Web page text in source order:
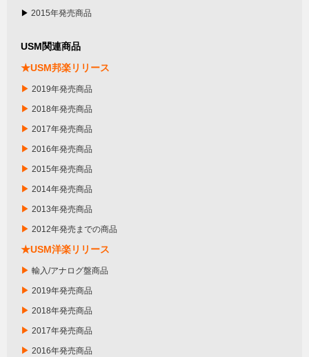
▶ 2015年発売商品
USM関連商品
★USM邦楽リリース
▶ 2019年発売商品
▶ 2018年発売商品
▶ 2017年発売商品
▶ 2016年発売商品
▶ 2015年発売商品
▶ 2014年発売商品
▶ 2013年発売商品
▶ 2012年発売までの商品
★USM洋楽リリース
▶ 輸入/アナログ盤商品
▶ 2019年発売商品
▶ 2018年発売商品
▶ 2017年発売商品
▶ 2016年発売商品